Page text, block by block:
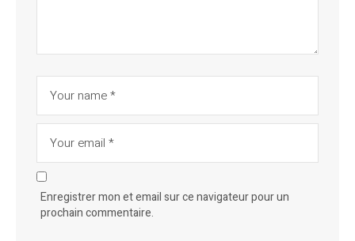
Enregistrer mon et email sur ce navigateur pour un
prochain commentaire.